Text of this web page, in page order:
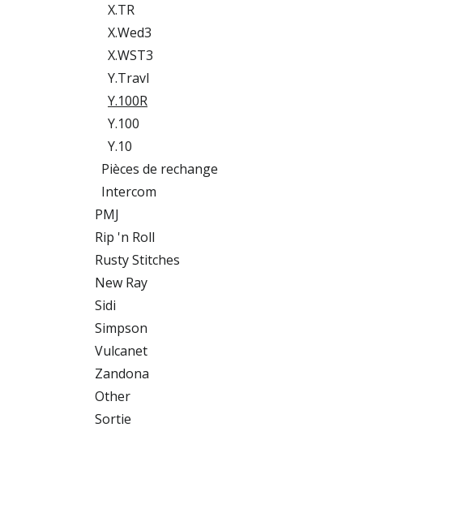
X.TR
X.Wed3
X.WST3
Y.Travl
Y.100R
Y.100
Y.10
Pièces de rechange
Intercom
PMJ
Rip 'n Roll
Rusty Stitches
New Ray
Sidi
Simpson
Vulcanet
Zandona
Other
Sortie